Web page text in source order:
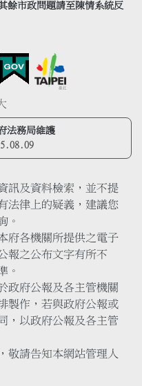
餘市政問題請至陳情系統反
法務局維護
訊及資料檢索，並不提
法律上的疑義，建議您
。
府各機關所提供之電子
報之公布文字有所不
。
政府公報及各主管機關
製作，若與政府公報或
，以政府公報及各主管
敬請告知本網站管理人